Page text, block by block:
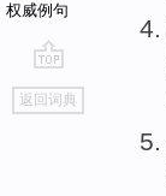
权威例句
go
top
返回词典